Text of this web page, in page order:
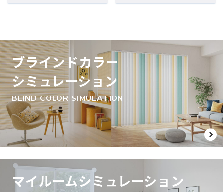
ブラインドカラー
シミュレーション
BLIND COLOR SIMULATION
マイルームシミュレーション